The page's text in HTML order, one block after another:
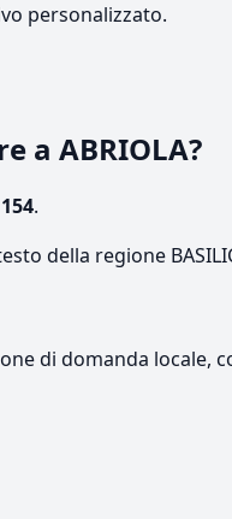
personalizzato.
a ABRIOLA?
.
della regione
di domanda locale,